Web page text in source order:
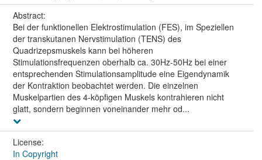
Abstract:
Bei der funktionellen Elektrostimulation (FES), im Speziellen
der transkutanen Nervstimulation (TENS) des
Quadrizepsmuskels kann bei höheren
Stimulationsfrequenzen oberhalb ca. 30Hz-50Hz bei einer
entsprechenden Stimulationsamplitude eine Eigendynamik
der Kontraktion beobachtet werden. Die einzelnen
Muskelpartien des 4-köpfigen Muskels kontrahieren nicht
glatt, sondern beginnen voneinander mehr od...
License:
In Copyright